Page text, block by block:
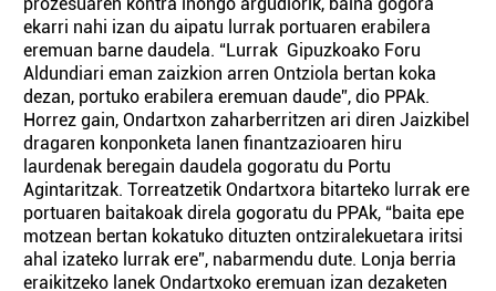
ekarri nahi izan du aipatu lurrak portuaren erabilera
eremuan barne daudela. “Lurrak Gipuzkoako Foru
Aldundiari eman zaizkion arren Ontziola bertan koka
dezan, portuko erabilera eremuan daude”, dio PPAk.
Horrez gain, Ondartxon zaharberritzen ari diren Jaizkibel
dragaren konponketa lanen finantzazioaren hiru
laurdenak beregain daudela gogoratu du Portu
Agintaritzak. Torreatzetik Ondartxora bitarteko lurrak ere
portuaren baitakoak direla gogoratu du PPAk, “baita epe
motzean bertan kokatuko dituzten ontziralekuetara iritsi
ahal izateko lurrak ere”, nabarmendu dute. Lonja berria
eraikitzeko lanek Ondartxoko eremuan izan dezaketen